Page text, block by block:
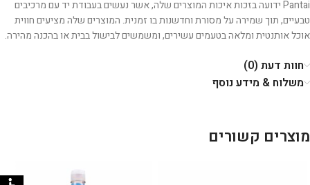
Pantai ידועה בזכות איכות המוצרים שלה, אשר נעשים בעבודת יד עם מרכיבים
טבעיים, תוך שמירה על מסורת וחדשנות בו זמנית. המוצרים שלה מציעים חווית
אוכל אותנטית ומלאה בטעמים עשירים, ומשמשים לבישול בבית או בהכנה מהירה.
חוות דעת (0)
משלוח & מידע נוסף
מוצרים קשורים